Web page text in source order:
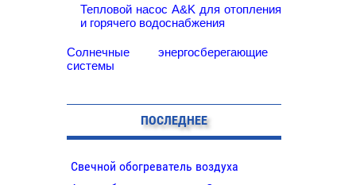
Тепловой насос A&K для отопления
и горячего водоснабжения
Солнечные энергосберегающие
системы
ПОСЛЕДНЕЕ
Свечной обогреватель воздуха